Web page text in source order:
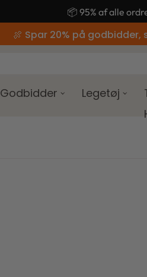
🚚 Gratis
🍖 Spar 20% på
Godbidder Legetøj